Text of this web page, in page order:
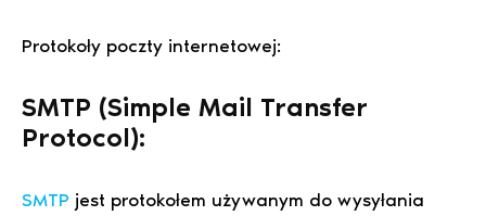
Protokoły poczty internetowej:
SMTP (Simple Mail Transfer
Protocol):
SMTP jest protokołem używanym do wysyłania